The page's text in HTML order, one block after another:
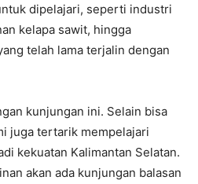
dipelajari, seperti industri
kelapa sawit, hingga
telah lama terjalin dengan
kunjungan ini. Selain bisa
juga tertarik mempelajari
kekuatan Kalimantan Selatan.
akan ada kunjungan balasan